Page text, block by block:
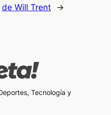
de Will Trent
→
Tecnología y